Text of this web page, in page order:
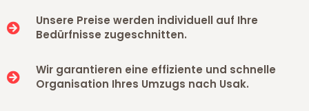
Unsere Preise werden individuell auf Ihre
Bedürfnisse zugeschnitten.
Wir garantieren eine effiziente und schnelle
Organisation Ihres Umzugs nach Usak.